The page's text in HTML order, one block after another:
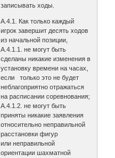
записывать ходы.
А.4.1. Как только каждый
игрок завершит десять ходов
из начальной позиции,
А.4.1.1. не могут быть
сделаны никакие изменения в
установку времени на часах,
если только это не будет
неблагоприятно отражаться
на расписании соревнования;
А.4.1.2. не могут быть
приняты никакие заявления
относительно неправильной
расстановки фигур
или неправильной
ориентации шахматной